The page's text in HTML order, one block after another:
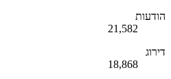
הודעות
21,582
דירוג
18,868